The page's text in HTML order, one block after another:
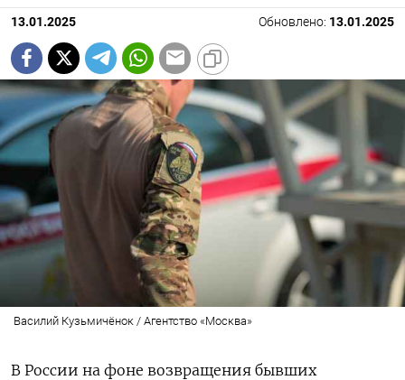
13.01.2025 Обновлено: 13.01.2025
Василий Кузьмичёнок / Агентство «Москва»
В России на фоне возвращения бывших